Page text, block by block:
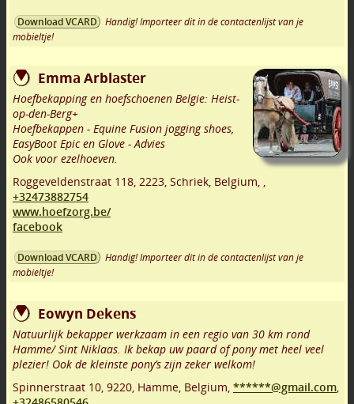
Download VCARD
Handig! Importeer dit in de contactenlijst van je
mobieltje!
Emma Arblaster
Hoefbekapping en hoefschoenen Belgie: Heist-
op-den-Berg+
Hoefbekappen - Equine Fusion jogging shoes,
EasyBoot Epic en Glove - Advies
Ook voor ezelhoeven.
Roggeveldenstraat 118, 2223, Schriek, Belgium, ,
+32473882754
www.hoefzorg.be/
facebook
Download VCARD
Handig! Importeer dit in de contactenlijst van je
mobieltje!
Eowyn Dekens
Natuurlijk bekapper werkzaam in een regio van 30 km rond
Hamme/ Sint Niklaas. Ik bekap uw paard of pony met heel veel
plezier! Ook de kleinste pony’s zijn zeker welkom!
Spinnerstraat 10, 9220, Hamme, Belgium, ******@gmail.com,